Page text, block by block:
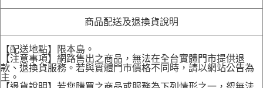
商品配送及退換貨說明
【配送地點】限本島。
【注意事項】網路售出之商品，無法在全台實體門市提供退
款、退換貨服務。若與實體門市價格不同時，請以網站公告為
主。